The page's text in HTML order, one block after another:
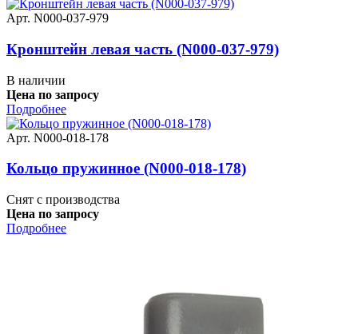
Арт. N000-037-979
Кронштейн левая часть (N000-037-979)
В наличии
Цена по запросу
Подробнее
Арт. N000-018-178
Кольцо пружинное (N000-018-178)
Снят с производства
Цена по запросу
Подробнее